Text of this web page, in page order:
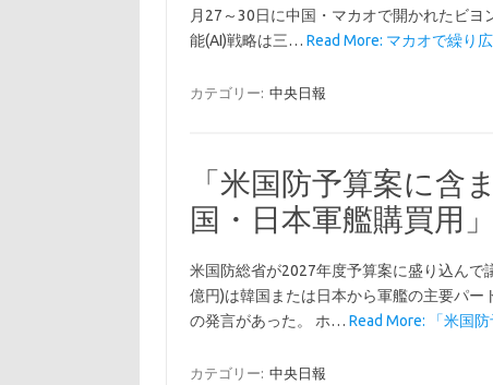
月27～30日に中国・マカオで開かれたビヨ
能(AI)戦略は三… Read More: マカオで繰り
カテゴリー: 中央日報
「米国防予算案に含
国・日本軍艦購買用」
米国防総省が2027年度予算案に盛り込ん
億円)は韓国または日本から軍艦の主要パ
の発言があった。 ホ… Read More: 「米国
カテゴリー: 中央日報